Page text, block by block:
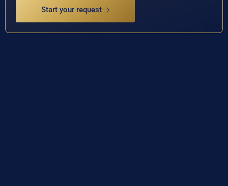
Start your request